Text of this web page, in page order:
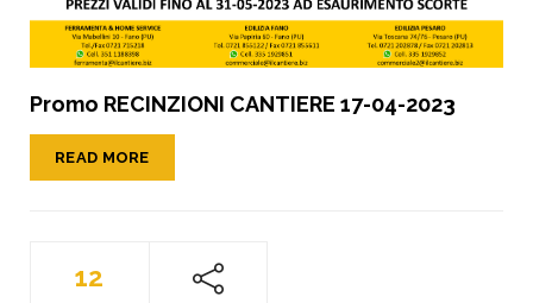
Promo RECINZIONI CANTIERE 17-04-2023
READ MORE
12